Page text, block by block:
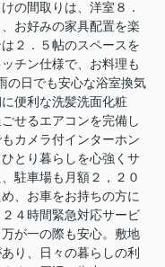
の間取りは、洋室８．
お好みの家具配置を楽
２．５帖のスペースを
チン仕様で、お料理も
の日でも安心な浴室換気
便利な洗髪洗面化粧
せるエアコンを完備し
カメラ付インターホン
とり暮らしを心強くサ
駐車場も月額２，２０
、お車をお持ちの方に
４時間緊急対応サービ
が一の際も安心。敷地
り、日々の暮らしの利